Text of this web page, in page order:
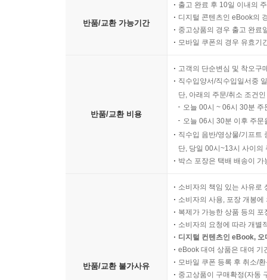
반품/교환 가능기간
출고 완료 후 10일 이내의
디지털 콘텐츠인 eBook의
중고상품의 경우 출고 완료
모바일 쿠폰의 경우 유효기
반품/교환 비용
고객의 단순변심 및 착오구
직수입양서/직수입일서중
단, 아래의 주문/취소 조건
오늘 00시 ~ 06시 30분
오늘 06시 30분 이후 주
직수입 음반/영상물/기프트
단, 당일 00시~13시 사이의
박스 포장은 택배 배송이
반품/교환 불가사유
소비자의 책임 있는 사유로
소비자의 사용, 포장 개봉
복제가 가능한 상품 등의
소비자의 요청에 따라 개별
디지털 컨텐츠인 eBook,
eBook 대여 상품은 대여 기
모바일 쿠폰 등록 후 취소/
중고상품이 구매확정(자동